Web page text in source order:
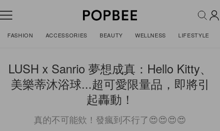
FASHION ACCESSORIES BEAUTY WELLNESS LIFESTYLE
LUSH x Sanrio 夢想成真：Hello Kitty、
美樂蒂沐浴球...超可愛限量品，即將引
起轟動！
真的不可能欸！發瘋到不行了😍😍😍😍